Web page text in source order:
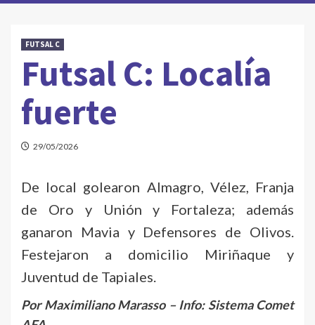
FUTSAL C
Futsal C: Localía
fuerte
29/05/2026
De local golearon Almagro, Vélez, Franja
de Oro y Unión y Fortaleza; además
ganaron Mavia y Defensores de Olivos.
Festejaron a domicilio Miriñaque y
Juventud de Tapiales.
Por Maximiliano Marasso – Info: Sistema Comet